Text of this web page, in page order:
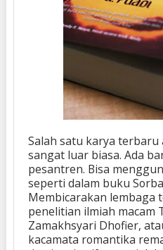
Salah satu karya terbaru
sangat luar biasa. Ada
pesantren. Bisa
seperti dalam buku
Membicarakan lembaga
penelitian ilmiah macam
Zamakhsyari Dhofier,
kacamata romantika